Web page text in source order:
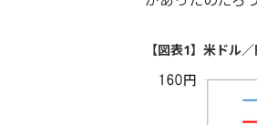
【図表1】米ドル